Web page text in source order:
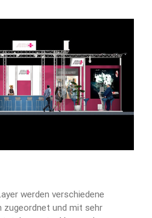
werden verschiedene
zugeordnet und mit sehr